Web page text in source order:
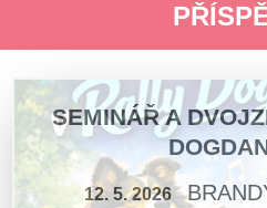
SEMINÁŘ A
12. 5. 2026